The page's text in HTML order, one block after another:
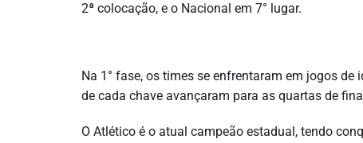
2ª colocação, e o Nacional em 7° lugar.
Na 1° fase, os times se enfrentaram em jogos
de cada chave avançaram para as quartas de
O Atlético é o atual campeão estadual, tendo